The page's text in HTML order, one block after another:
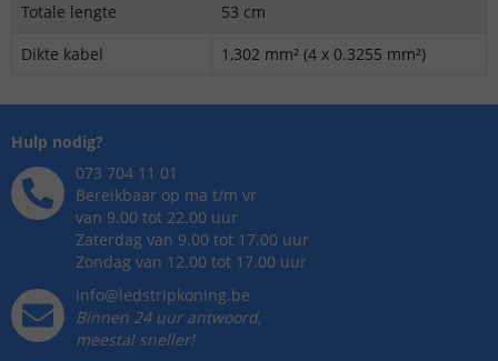
Totale lengte
53 cm
Dikte kabel
1,302 mm² (4 x 0.3255 mm²)
Hulp nodig?
073 704 11 01
Bereikbaar op ma t/m vr
van 9.00 tot 22.00 uur
Zaterdag van 9.00 tot 17.00 uur
Zondag van 12.00 tot 17.00 uur
info@ledstripkoning.be
Binnen 24 uur antwoord,
meestal sneller!